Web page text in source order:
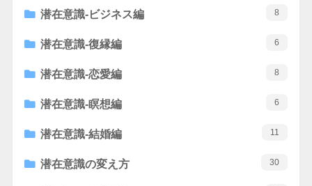
潜在意識-ビジネス編 8
潜在意識-復縁編 6
潜在意識-恋愛編 8
潜在意識-瞑想編 6
潜在意識-結婚編 11
潜在意識の変え方 30